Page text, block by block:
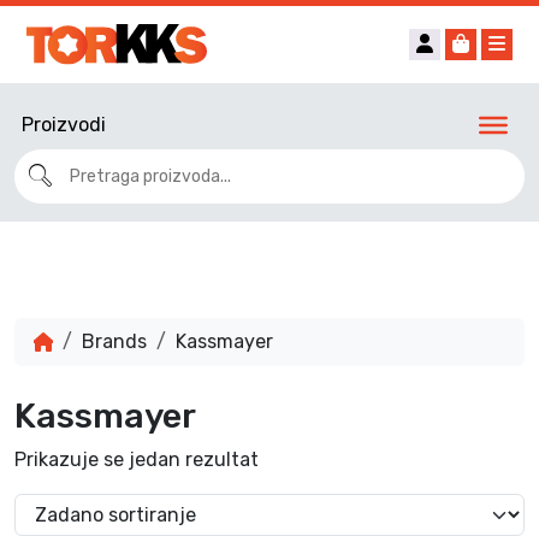
Account
Cart
Proizvodi
Brands Kassmayer
Kassmayer
Prikazuje se jedan rezultat